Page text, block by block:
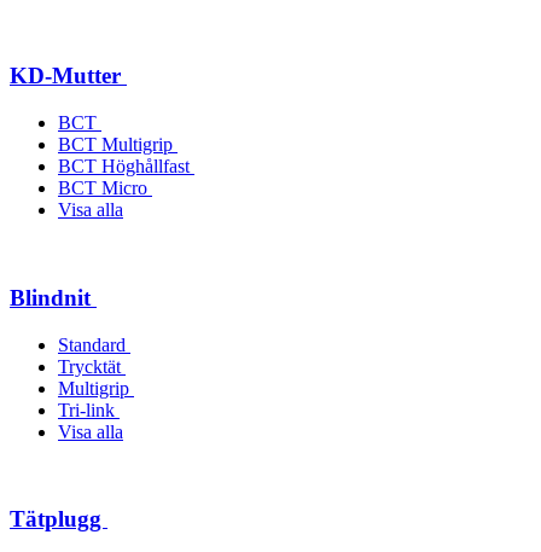
KD-Mutter
BCT
BCT Multigrip
BCT Höghållfast
BCT Micro
Visa alla
Blindnit
Standard
Trycktät
Multigrip
Tri-link
Visa alla
Tätplugg